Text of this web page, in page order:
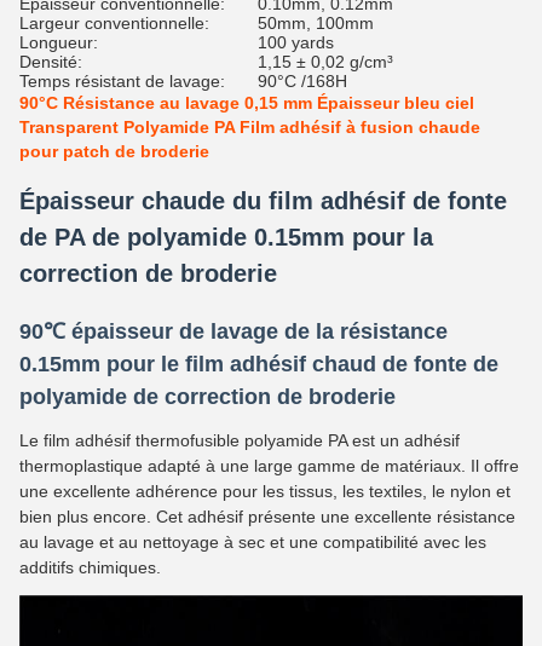
Largeur conventionnelle:
50mm, 100mm
Longueur:
100 yards
Densité:
1,15 ± 0,02 g/cm³
Temps résistant de lavage:
90°C /168H
90°C Résistance au lavage 0,15 mm Épaisseur bleu ciel
Transparent Polyamide PA Film adhésif à fusion chaude
pour patch de broderie
Épaisseur chaude du film adhésif de fonte
de PA de polyamide 0.15mm pour la
correction de broderie
90℃ épaisseur de lavage de la résistance
0.15mm pour le film adhésif chaud de fonte de
polyamide de correction de broderie
Le film adhésif thermofusible polyamide PA est un adhésif
thermoplastique adapté à une large gamme de matériaux. Il offre
une excellente adhérence pour les tissus, les textiles, le nylon et
bien plus encore. Cet adhésif présente une excellente résistance
au lavage et au nettoyage à sec et une compatibilité avec les
additifs chimiques.